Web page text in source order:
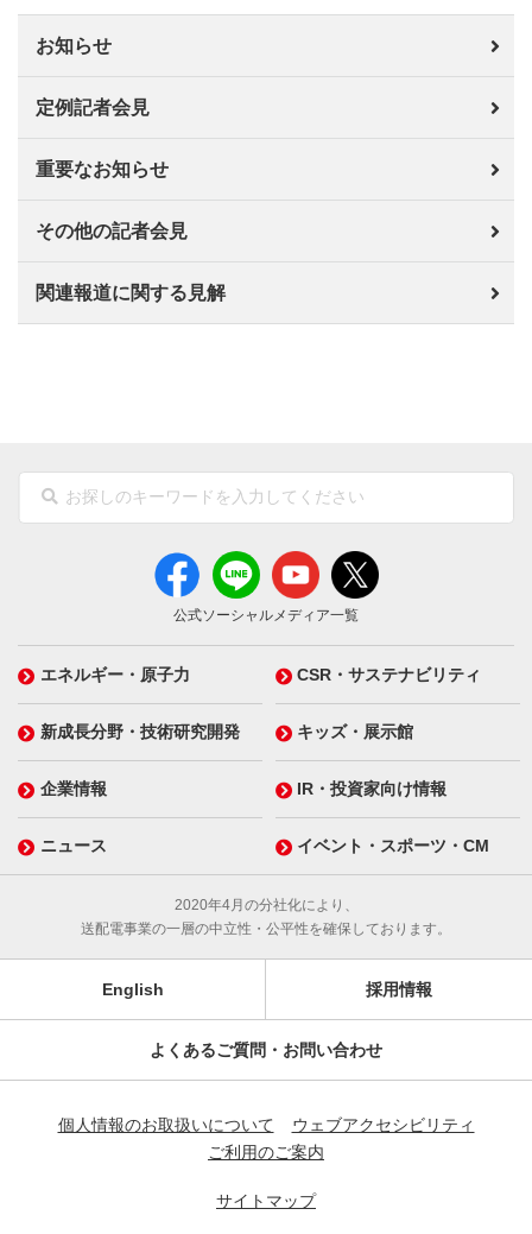
お知らせ
定例記者会見
重要なお知らせ
その他の記者会見
関連報道に関する見解
公式ソーシャルメディア一覧
エネルギー・原子力 CSR・サステナビリティ
新成長分野・技術研究開発 キッズ・展示館
企業情報 IR・投資家向け情報
ニュース イベント・スポーツ・CM
2020年4月の分社化により、
送配電事業の一層の中立性・公平性を確保しております。
English 採用情報
よくあるご質問・お問い合わせ
個人情報のお取扱いについて
ウェブアクセシビリティ
ご利用のご案内
サイトマップ